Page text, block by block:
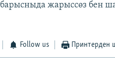
жарыссөз бен
Follow us Принтерден